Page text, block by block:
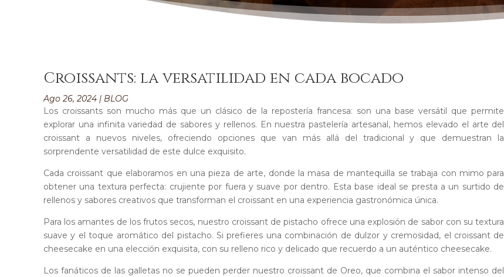
Croissants: la versatilidad en cada bocado
Ago 26, 2024| BLOG
Los croissants son mucho más que un clásico de la repostería francesa: son una base versátil que permite
explorar una infinita variedad de sabores y rellenos. En nuestra pastelería artesanal, hemos elevado el arte del
croissant a nuevos niveles, ofreciendo opciones que van más allá del tradicional y que demuestran la
sorprendente versatilidad de este dulce exquisito.
Cada croissant que elaboramos en una pieza de arte, donde la masa de mantequilla se trabaja con mimo para
obtener una textura perfecta: crujiente por fuera y suave por dentro. Esta base ideal se presta a un surtido de
rellenos y sabores creativos que transforman el croissant en una experiencia gastronómica única.
Para los amantes de los frutos secos, nuestro croissant de pistacho ofrece una explosión de sabor con su textura
suave y el toque aromático del pistacho. Si prefieres una combinación de dulzor y cremosidad, el croissant de
cheesecake en una elección exquisita, con su relleno rico y delicado que recuerdo a un auténtico cheesecake.
Los fanáticos de las galletas no se pueden perder nuestro croissant de Oreo, que combina el sabor intenso del